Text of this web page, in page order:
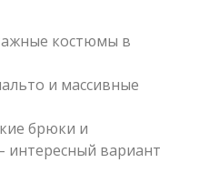
костюмы в
и массивные
брюки и
интересный вариант